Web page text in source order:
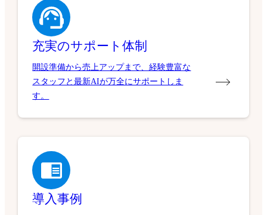
充実のサポート体制
開設準備から売上アップまで、経験豊富な
スタッフと最新AIが万全にサポートしま
す。
導入事例